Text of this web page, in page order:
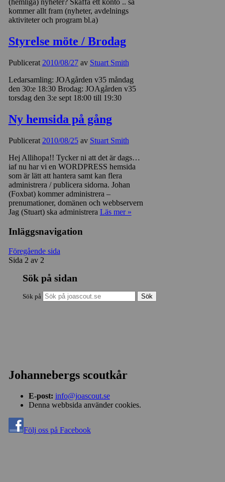
(hemliga) nyheter? Skaffa ett konto .. så
kommer allt fram (nyheter, avdelnings
aktiviteter och program bl.a)
Styrelse möte / Brodag
Publicerat 2010/08/27 av Stuart Smith
Ledarsamling: JOAgården v35 måndag
den 30:e 18:30 Brodag: JOAgården v35
torsdag den 3:e sept 18:00 till 19:30
Ny hemsida på gång
Publicerat 2010/08/25 av Stuart Smith
Hej Allihopa!! Tycker ni att det är dags…
iaf nu har vi en WORDPRESS hemsida
som är lätt att hantera samt kan flera
administrera / publicera sidorna. Johan
(Foxbat) kommer administrera –
prenumationer, domänen och webbservern
Jag (Stuart) ska administrera Läs mer »
Inläggsnavigation
Föregående sida
Sida 2 av 2
Sök på sidan
Sök på
Johannebergs scoutkår
E-post: info@joascout.se
Denna webbsida använder cookies.
Följ oss på Facebook